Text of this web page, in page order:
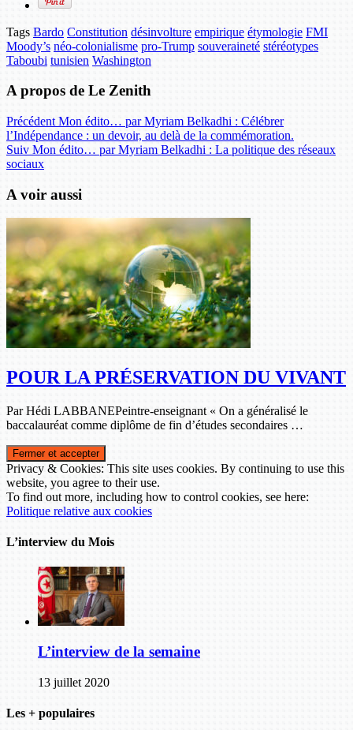
Tags Bardo Constitution désinvolture empirique étymologie FMI
Moody’s néo-colonialisme pro-Trump souveraineté stéréotypes
Taboubi tunisien Washington
A propos de Le Zenith
Précédent Mon édito… par Myriam Belkadhi : Célébrer
l’Indépendance : un devoir, au delà de la commémoration.
Suiv Mon édito… par Myriam Belkadhi : La politique des réseaux
sociaux
A voir aussi
POUR LA PRÉSERVATION DU VIVANT
Par Hédi LABBANEPeintre-enseignant « On a généralisé le
baccalauréat comme diplôme de fin d’études secondaires …
Privacy & Cookies: This site uses cookies. By continuing to use this
website, you agree to their use.
To find out more, including how to control cookies, see here:
Politique relative aux cookies
L’interview du Mois
L’interview de la semaine
13 juillet 2020
Les + populaires